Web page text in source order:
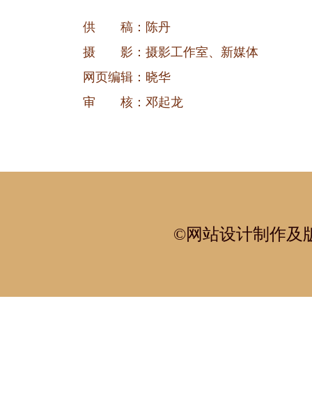
供 稿：陈丹
摄 影：摄影工作室、新媒体
网页编辑：晓华
审 核：邓起龙
©网站设计制作及